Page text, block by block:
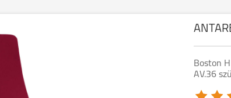
Boston
AV.36